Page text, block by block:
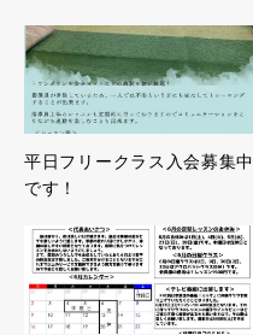
平日フリークラス入会募集中
です！